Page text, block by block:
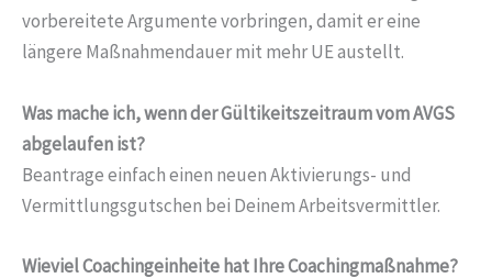
vorbereitete Argumente vorbringen, damit er eine
längere Maßnahmendauer mit mehr UE austellt.
Was mache ich, wenn der Gültikeitszeitraum vom AVGS
abgelaufen ist?
Beantrage einfach einen neuen Aktivierungs- und
Vermittlungsgutschen bei Deinem Arbeitsvermittler.
Wieviel Coachingeinheite hat Ihre Coachingmaßnahme?